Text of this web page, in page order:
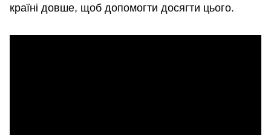
країні довше, щоб допомогти досягти цього.